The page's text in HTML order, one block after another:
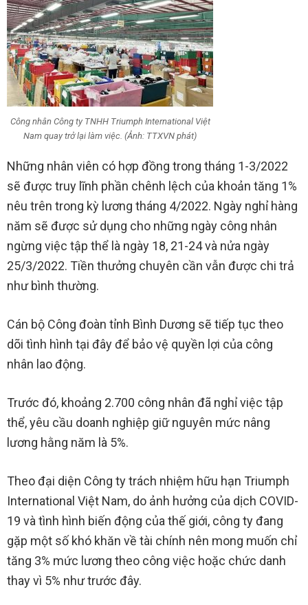
Công nhân Công ty TNHH Triumph International Việt
Nam quay trở lại làm việc. (Ảnh: TTXVN phát)
Những nhân viên có hợp đồng trong tháng 1-3/2022
sẽ được truy lĩnh phần chênh lệch của khoản tăng 1%
nêu trên trong kỳ lương tháng 4/2022. Ngày nghỉ hàng
năm sẽ được sử dụng cho những ngày công nhân
ngừng việc tập thể là ngày 18, 21-24 và nửa ngày
25/3/2022. Tiền thưởng chuyên cần vẫn được chi trả
như bình thường.
Cán bộ Công đoàn tỉnh Bình Dương sẽ tiếp tục theo
dõi tình hình tại đây để bảo vệ quyền lợi của công
nhân lao động.
Trước đó, khoảng 2.700 công nhân đã nghỉ việc tập
thể, yêu cầu doanh nghiệp giữ nguyên mức nâng
lương hằng năm là 5%.
Theo đại diện Công ty trách nhiệm hữu hạn Triumph
International Việt Nam, do ảnh hưởng của dịch COVID-
19 và tình hình biến động của thế giới, công ty đang
gặp một số khó khăn về tài chính nên mong muốn chỉ
tăng 3% mức lương theo công việc hoặc chức danh
thay vì 5% như trước đây.